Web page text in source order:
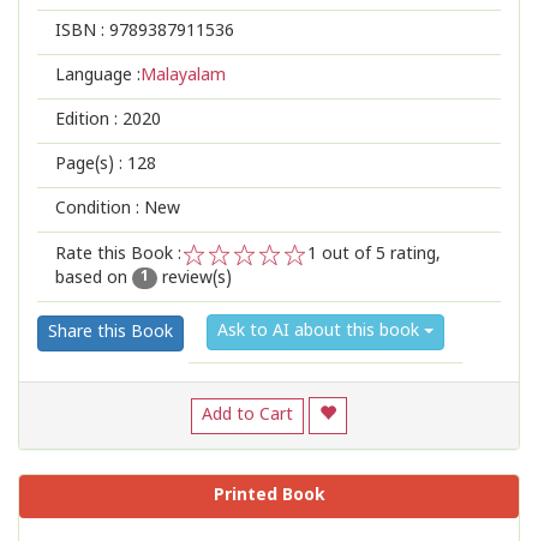
ISBN : 9789387911536
Language :Malayalam
Edition : 2020
Page(s) : 128
Condition : New
Rate this Book :
2
1
1 out of 5 rating,
based on
1 review(s)
Share this Book Ask to AI about this book
Add to Cart
Printed Book